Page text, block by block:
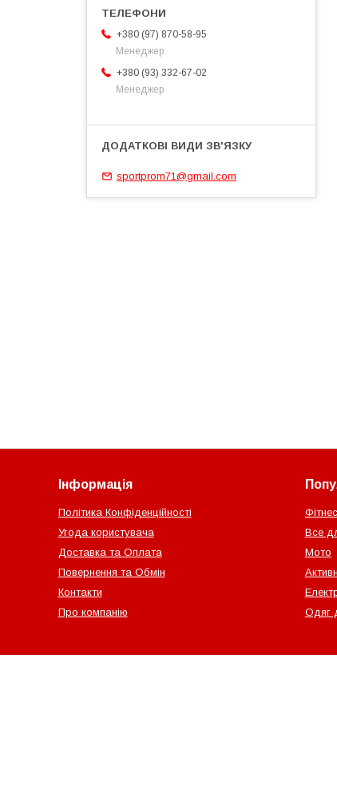
+380 (97) 870-58-95
Менеджер
+380 (93) 332-67-02
Менеджер
sportprom71@gmail.com
Інформація
Політика Конфіденційності
Угода користувача
Доставка та Оплата
Повернення та Обмін
Контакти
Про компанію
Все
Мото
Одяг